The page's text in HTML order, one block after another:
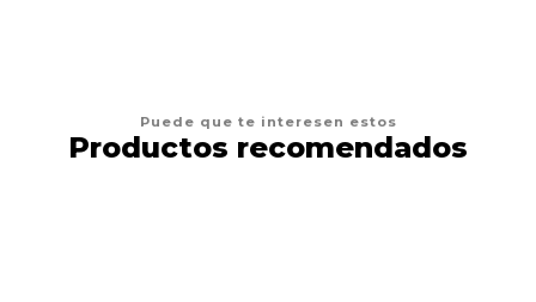
Puede que te interesen estos
Productos recomendados